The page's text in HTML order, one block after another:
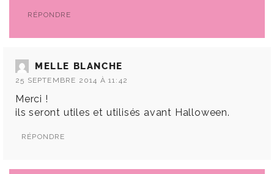
RÉPONDRE
MELLE BLANCHE
25 SEPTEMBRE 2014 À 11:42
Merci !
ils seront utiles et utilisés avant Halloween.
RÉPONDRE